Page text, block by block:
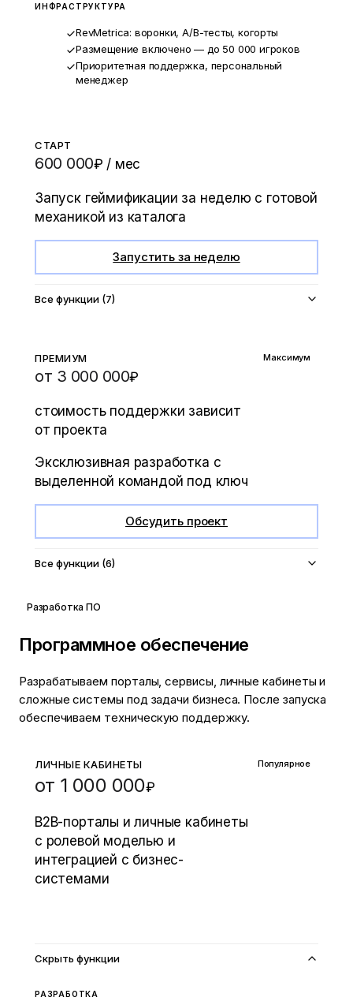
ИНФРАСТРУКТУРА
RevMetrica: воронки, A/B-тесты, когорты
Размещение включено — до 50 000 игроков
Приоритетная поддержка, персональный
менеджер
СТАРТ
600 000₽ / мес
Запуск геймификации за неделю с готовой
механикой из каталога
Запустить за неделю
Все функции (7)
Максимум
ПРЕМИУМ
от 3 000 000₽
стоимость поддержки зависит
от проекта
Эксклюзивная разработка с
выделенной командой под ключ
Обсудить проект
Все функции (6)
Разработка ПО
Программное обеспечение
Разрабатываем порталы, сервисы, личные кабинеты и
сложные системы под задачи бизнеса. После запуска
обеспечиваем техническую поддержку.
Популярное
ЛИЧНЫЕ КАБИНЕТЫ
от 1 000 000₽
B2B-порталы и личные кабинеты
с ролевой моделью и
интеграцией с бизнес-
системами
Скрыть функции
РАЗРАБОТКА